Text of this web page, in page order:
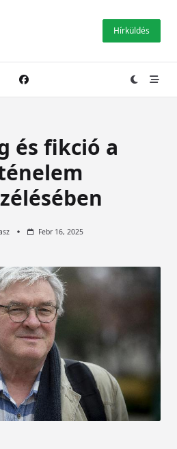
Hírküldés
és fikció a
Febr 16, 2025